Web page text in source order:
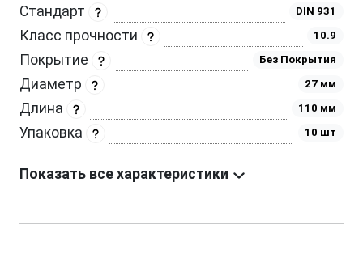
Стандарт DIN 931
Класс прочности 10.9
Покрытие Без Покрытия
Диаметр 27 мм
Длина 110 мм
Упаковка 10 шт
Показать все характеристики